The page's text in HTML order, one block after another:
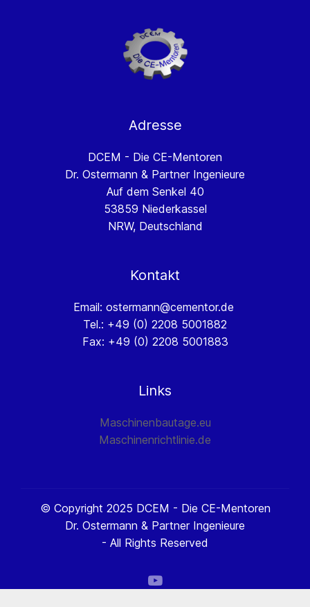
Adresse
DCEM - Die CE-Mentoren
Dr. Ostermann & Partner Ingenieure
Auf dem Senkel 40
53859 Niederkassel
NRW, Deutschland
Kontakt
Email: ostermann@cementor.de
Tel.: +49 (0) 2208 5001882
Fax: +49 (0) 2208 5001883
Links
Maschinenbautage.eu
Maschinenrichtlinie.de
© Copyright 2025 DCEM - Die CE-Mentoren
Dr. Ostermann & Partner Ingenieure
- All Rights Reserved